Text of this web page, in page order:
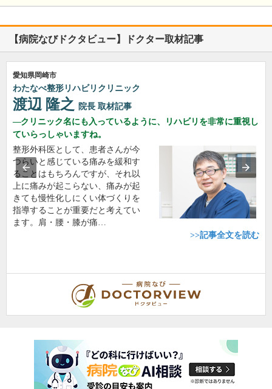
【病院なびドクタビュー】ドクター取材記事
愛知県岡崎市
わたなべ整形リハビリクリニック
渡辺 隆之 院長 取材記事
クリニック名にも入っているように、リハビリを非常に重視し
ていらっしゃいますね。
整形外科医として、患者さんが今
つらいと感じている痛みを緩和す
ることはもちろんですが、それ以
上に痛みが起こらない、痛みが起
きても慢性化しにくい体づくりを
指導することが重要だと考えてい
ます。肩・腰・膝が痛…
>>記事全文を読む